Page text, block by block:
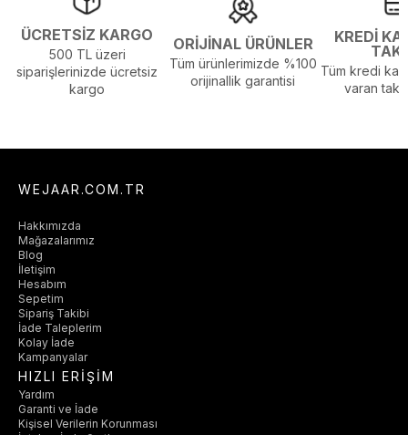
ÜCRETSİZ KARGO
500 TL üzeri
siparişlerinizde ücretsiz
kargo
ORİJİNAL ÜRÜNLER
Tüm ürünlerimizde %100
orijinallik garantisi
KREDİ
Tüm kredi
varan
WEJAAR.COM.TR
Hakkımızda
Mağazalarımız
Blog
İletişim
Hesabım
Sepetim
Sipariş Takibi
İade Taleplerim
Kolay İade
Kampanyalar
HIZLI ERİŞİM
Yardım
Garanti ve İade
Kişisel Verilerin Korunması